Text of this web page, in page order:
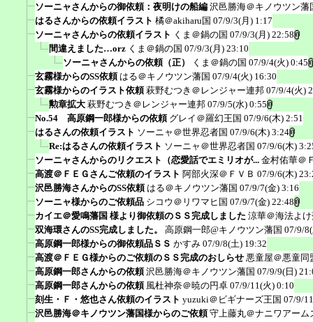
ソーニャさんからの御依頼：夜明けの船編 沢邑勝海＠キノウツン藩
はるさんからの依頼イラスト 橘＠akiharu国 07/9/3(月) 1:17
ソーニャさんからの依頼イラスト くま＠鍋の国 07/9/3(月) 22:58
間違えました…orz くま＠鍋の国 07/9/3(月) 23:10
ソーニャさんからの依頼（正）
くま＠鍋の国 07/9/4(火) 0:45
玄霧様からのSS依頼 はる＠キノウツン藩国 07/9/4(火) 16:30
玄霧様からのイラスト依頼 萩野むつき＠レンジャー連邦 07/9/4(火)
勲章拡大 萩野むつき＠レンジャー連邦 07/9/5(水) 0:55
No.54 高原鋼一郎様からの依頼 グレイ＠羅幻王国 07/9/6(木) 2:51
はるさんの依頼イラスト ソーニャ＠世界忍者国 07/9/6(木) 3:24
Re:はるさんの依頼イラスト ソーニャ＠世界忍者国 07/9/6(木)
ソーニャさんからのリクエスト（恋愛話でエミリオが... 金村佑華＠
高渡＠ＦＥＧさんご依頼のイラスト 阿部火深＠ＦＶＢ 07/9/6(木)
沢邑勝海さんからのSS依頼 はる＠キノウツン藩国 07/9/7(金) 3:16
ソーニャ様からのご依頼品 シコウ＠リワマヒ国 07/9/7(金) 22:48
カイエ＠愛鳴藩国 様より御依頼のＳＳ完成しました 涼華＠海法よ
双海環さんのSS完成しました。
高原鋼一郎@キノウツン藩国 07/9/
高原鋼一郎様からの御依頼品ＳＳ かすみ 07/9/8(土) 19:32
高渡＠ＦＥＧ様からのご依頼のＳＳ完成のおしらせ 悪童屋＠悪童同
高原鋼一郎さんからの依頼 沢邑勝海＠キノウツン藩国 07/9/9(日)
高原鋼一郎さんからの依頼 風杜神奈＠暁の円卓 07/9/11(火) 0:10
刻生・Ｆ・悠也さん依頼のイラスト yuzuki＠ビギナーズ王国 07/9/
沢邑勝海＠キノウツン藩国様からのご依頼 守上藤丸＠ナニワアーム